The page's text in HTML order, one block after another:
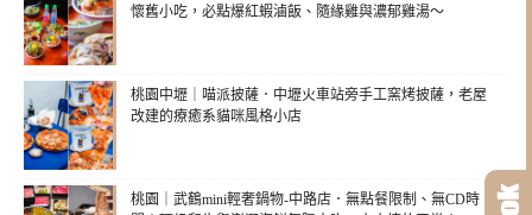
懷舊小吃，必點爆紅蝦滷飯、隨緣雞與濃郁雞湯～
桃園中壢｜喵派披薩．中壢火車站旁手工窯烤披薩，老屋
改建的療癒系貓咪風格小店
桃園｜武鶴mini輕奢鍋物-中路店．無點餐限制、無CD時